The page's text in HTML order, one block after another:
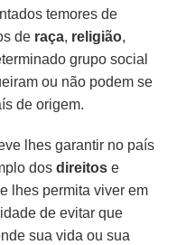
temores de
de raça, religião,
grupo social
ou não podem se
de origem.
lhes garantir no país
dos direitose
lhes permita viver em
de evitar que
sua vida ou sua